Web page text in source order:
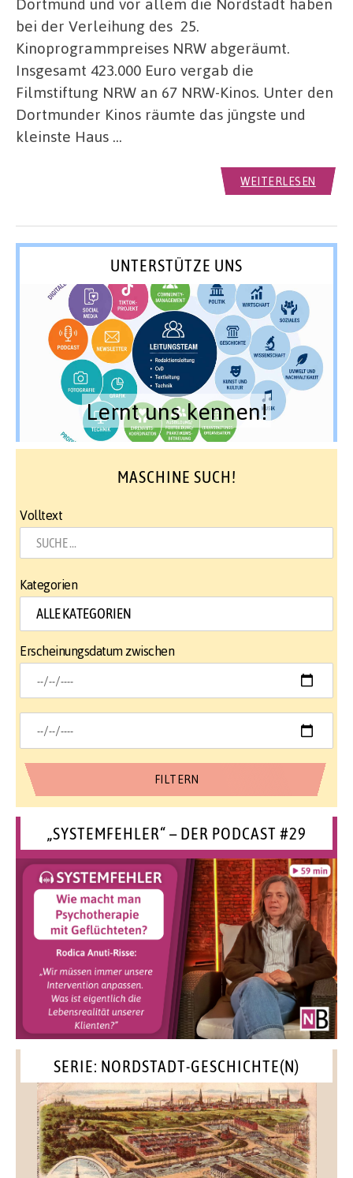
bei der Verleihung des 25.
Kinoprogrammpreises NRW abgeräumt.
Insgesamt 423.000 Euro vergab die
Filmstiftung NRW an 67 NRW-Kinos. Unter den
Dortmunder Kinos räumte das jüngste und
kleinste Haus …
WEITERLESEN
UNTERSTÜTZE UNS
Lernt uns kennen!
MASCHINE SUCH!
Volltext
Kategorien
Erscheinungsdatum zwischen
„SYSTEMFEHLER“ – DER PODCAST #29
SERIE: NORDSTADT-GESCHICHTE(N)